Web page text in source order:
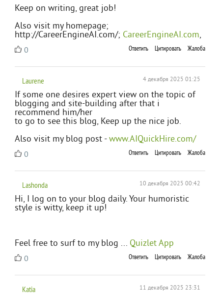
Keep on writing, great job!
Also visit my homepage;
http://CareerEngineAI.com/; CareerEngineAI.com,
0 Ответить Цитировать Жалоба
Laurene 4 декабря 2025 01:25
If some one desires expert view on the topic of
blogging and site-building after that i
recommend him/her
to go to see this blog, Keep up the nice job.
Also visit my blog post -www.AIQuickHire.com/
0 Ответить Цитировать Жалоба
Lashonda 10 декабря 2025 00:42
Hi, I log on to your blog daily. Your humoristic
style is witty, keep it up!
Feel free to surf to my blog ... Quizlet App
0 Ответить Цитировать Жалоба
Katia 11 декабря 2025 23:31